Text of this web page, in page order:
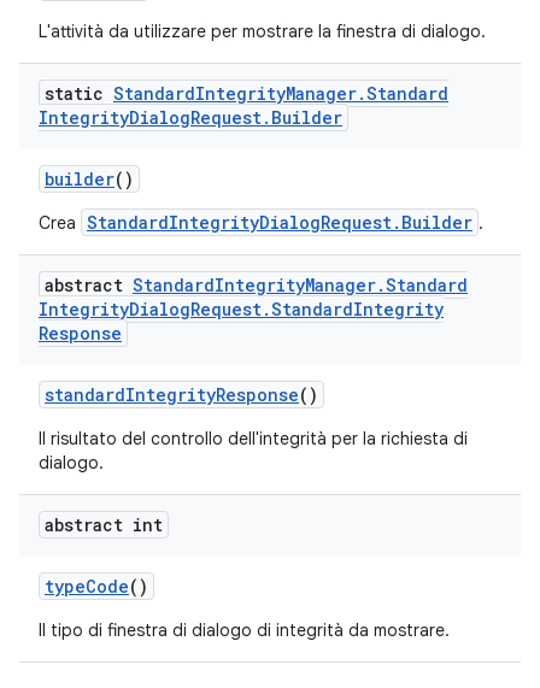
L'attività da utilizzare per mostrare la finestra di dialogo.
static StandardIntegrityManager.Standard
IntegrityDialogRequest. Builder
builder()
Crea StandardIntegrityDialogRequest.Builder .
abstract StandardIntegrityManager.Standard
IntegrityDialogRequest.StandardIntegrity
Response
standardIntegrityResponse()
Il risultato del controllo dell'integrità per la richiesta di
dialogo.
abstract int
typeCode()
Il tipo di finestra di dialogo di integrità da mostrare.